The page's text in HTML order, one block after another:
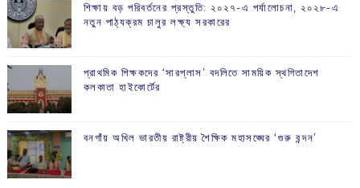
শিক্ষায় বড় পরিবর্তনের প্রস্তুতি: ২০২৭-এ পর্যালোচনা, ২০২৮-এ
নতুন পাঠ্যক্রম চালুর লক্ষ্য সরকারের
প্রাথমিক শিক্ষকদের ‘সারপ্লাস’ বদলিতে সাময়িক স্থগিতাদেশ
কলকাতা হাইকোর্টের
বনগাঁয় অখিল ভারতীয় রাষ্ট্রীয় শৈক্ষিক মহাসঙ্ঘের ‘গুরু বন্দন’